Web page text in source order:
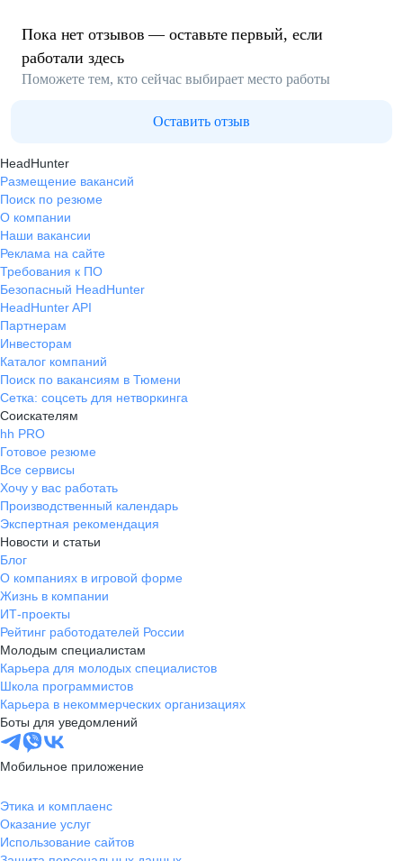
Пока нет отзывов — оставьте первый, если
работали здесь
Поможете тем, кто сейчас выбирает место работы
Оставить отзыв
HeadHunter
Размещение вакансий
Поиск по резюме
О компании
Наши вакансии
Реклама на сайте
Требования к ПО
Безопасный HeadHunter
HeadHunter API
Партнерам
Инвесторам
Каталог компаний
Поиск по вакансиям в Тюмени
Сетка: соцсеть для нетворкинга
Соискателям
hh PRO
Готовое резюме
Все сервисы
Хочу у вас работать
Производственный календарь
Экспертная рекомендация
Новости и статьи
Блог
О компаниях в игровой форме
Жизнь в компании
ИТ-проекты
Рейтинг работодателей России
Молодым специалистам
Карьера для молодых специалистов
Школа программистов
Карьера в некоммерческих организациях
Боты для уведомлений
Мобильное приложение
Этика и комплаенс
Оказание услуг
Использование сайтов